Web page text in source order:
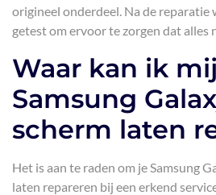
origineel onderdeel. Na de
getest om ervoor te zorgen dat alles
Waar kan ik
Samsung
scherm laten
Het is aan te raden om je Samsung
laten repareren bij een erkend